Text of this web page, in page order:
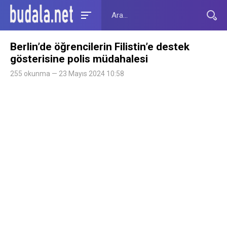
Berlin’de öğrencilerin Filistin’e destek
gösterisine polis müdahalesi
255 okunma — 23 Mayıs 2024 10:58